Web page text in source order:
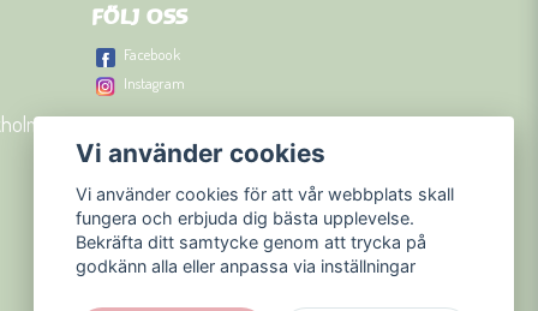
FÖLJ OSS
Facebook
Instagram
Vi använder cookies
Vi använder cookies för att vår webbplats skall
fungera och erbjuda dig bästa upplevelse.
Bekräfta ditt samtycke genom att trycka på
godkänn alla eller anpassa via inställningar